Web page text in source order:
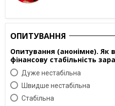
ОПИТУВАННЯ
Опитування (анонімне). Як
фінансову стабільність
Дуже нестабільна
Швидше нестабільна
Cтабільна